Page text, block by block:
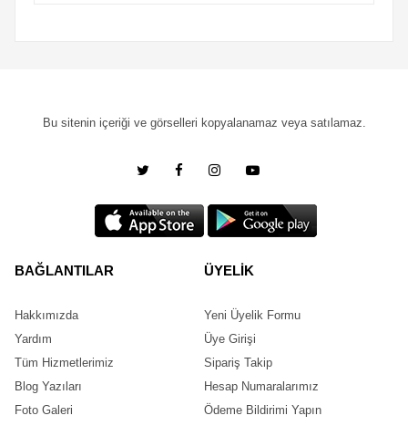
Bu sitenin içeriği ve görselleri kopyalanamaz veya satılamaz.
BAĞLANTILAR
Hakkımızda
Yardım
Tüm Hizmetlerimiz
Blog Yazıları
Foto Galeri
ÜYELİK
Yeni Üyelik Formu
Üye Girişi
Sipariş Takip
Hesap Numaralarımız
Ödeme Bildirimi Yapın